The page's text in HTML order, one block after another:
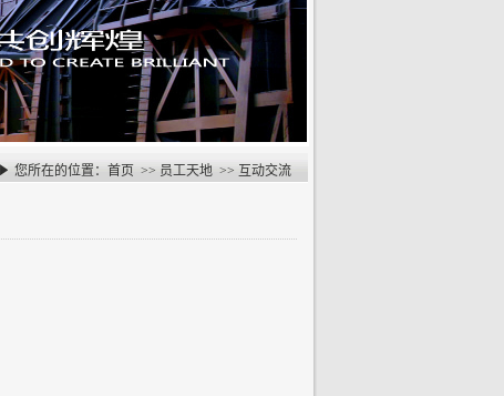
您所在的位置： 首页 >> 员工天地 >> 互动交流